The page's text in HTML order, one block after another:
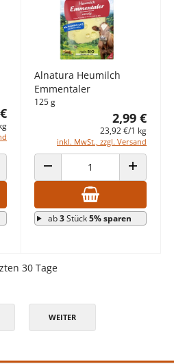
ERHÖHEN
Alnatura Heumilch
Emmentaler
125 g
2,99 €
23,92 €/1 kg
inkl. MwSt., zzgl. Versand
ANZAHL VERRINGERN ANZAHL
ab3Stück5% sparen
30 Tage
WEITER